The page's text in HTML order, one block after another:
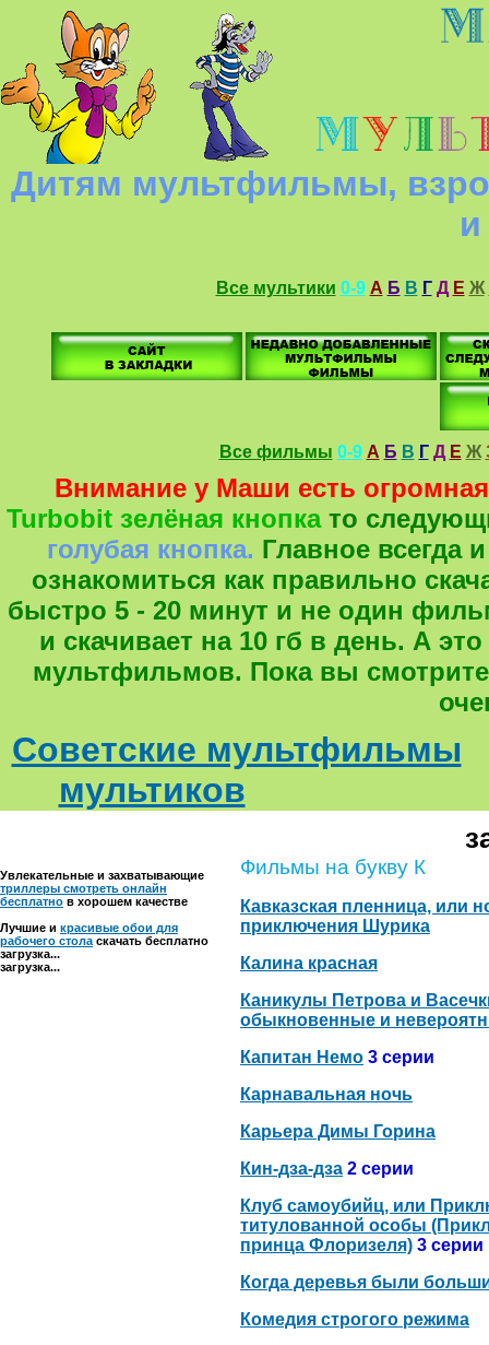
Дитям мультфильмы,
и
Все мультики 0-9 А Б В Г Д Е Ж
Все фильмы 0-9 А Б В Г Д Е Ж
Внимание у Маши есть
Turbobit зелёная кнопкато
голубая кнопка. Главное всегда
ознакомиться как правильно
быстро 5 - 20 минут и не один
и скачивает на 10 гб в день. А
мультфильмов. Пока вы
Советские мультфильмы
мультиков
Увлекательные и захватывающие
триллеры смотреть онлайн
бесплатно в хорошем качестве
Лучшие и красивые обои для
рабочего стола скачать бесплатно
загрузка...
загрузка...
Фильмы на букву К
Кавказская пленница, или
приключения Шурика
Калина красная
Каникулы Петрова и
обыкновенные и
Капитан Немо 3 серии
Карнавальная ночь
Карьера Димы Горина
Кин-дза-дза 2 серии
Клуб самоубийц, или
титулованной особы
принца Флоризеля) 3 серии
Когда деревья были
Комедия строгого режима